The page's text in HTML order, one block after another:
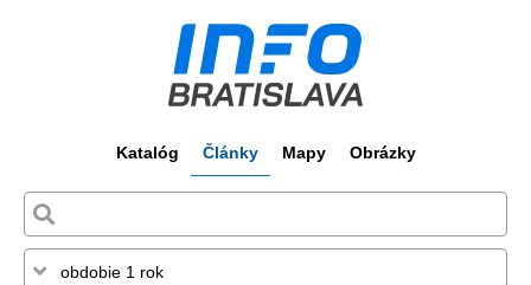
Katalóg Články Mapy Obrázky